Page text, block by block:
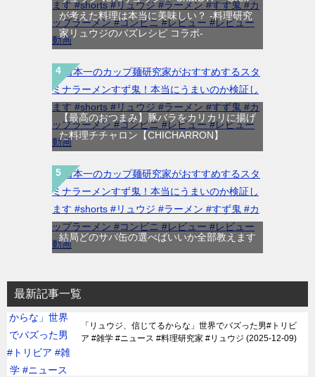
が考えた料理は本当に美味しい？ -料理研究
家リュウジのバズレシピ コラボ-
【最高のおつまみ】豚バラをカリカリに揚げ
た料理チチャロン【CHICHARRON】
結局どのサバ缶の選べばいいか全部教えます
最新記事一覧
「リュウジ、信じてるからな」世界でバズった男#トリビ
ア #雑学 #ニュース #料理研究家 #リュウジ 2025-12-09